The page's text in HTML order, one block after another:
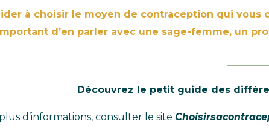
à choisir le moyen de contraception qui
d’en parler avec une sage-femme, un
Découvrez le petit guide des
d’informations, consulter le site